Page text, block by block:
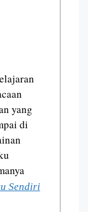
yang
di
Sendiri